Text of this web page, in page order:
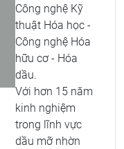
Công nghệ Kỹ
thuật Hóa học -
Công nghệ Hóa
hữu cơ - Hóa
dầu.
Với hơn 15 năm
kinh nghiệm
trong lĩnh vực
dầu mỡ nhờn